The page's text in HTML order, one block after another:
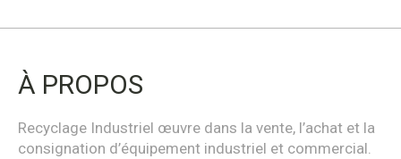
À PROPOS
Recyclage Industriel œuvre dans la vente, l’achat et la
consignation d’équipement industriel et commercial.